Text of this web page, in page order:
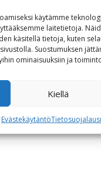
käytämme
laitetietoja.
käsitellä tietoja, kuten
Suostumuksen
ominaisuuksiin ja
Kiellä
Evästekäytäntö